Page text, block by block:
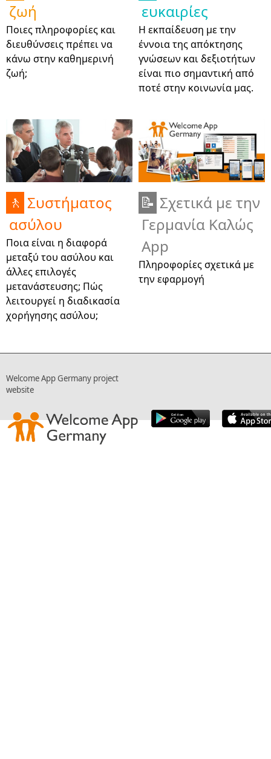
ζωή
Ποιες πληροφορίες και
διευθύνσεις πρέπει να
κάνω στην καθημερινή
ζωή;
ευκαιρίες
Η εκπαίδευση με την
έννοια της απόκτησης
γνώσεων και δεξιοτήτων
είναι πιο σημαντική από
ποτέ στην κοινωνία μας.
🚶 Συστήματος
ασύλου
Ποια είναι η διαφορά
μεταξύ του ασύλου και
άλλες επιλογές
μετανάστευσης; Πώς
λειτουργεί η διαδικασία
χορήγησης ασύλου;
📝 Σχετικά με την
Γερμανία Καλώς
App
Πληροφορίες σχετικά με
την εφαρμογή
Welcome App Germany project
website